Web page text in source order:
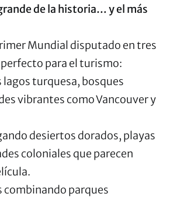
de la historia… y el más
Mundial disputado en tres
para el turismo:
lagos turquesa, bosques
vibrantes como Vancouver y
desiertos dorados, playas
coloniales que parecen
combinando parques